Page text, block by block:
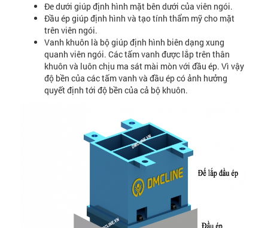
Đe dưới giúp định hình mặt bên dưới của viên ngói.
Đầu ép giúp định hình và tạo tính thẩm mỹ cho mặt
trên viên ngói.
Vanh khuôn là bộ giúp định hình biên dạng xung
quanh viên ngói. Các tấm vanh được lắp trên thân
khuôn và luôn chịu ma sát mài mòn với đầu ép. Vì vậy
độ bền của các tấm vanh và đầu ép có ảnh hưởng
quyết định tới độ bền của cả bộ khuôn.